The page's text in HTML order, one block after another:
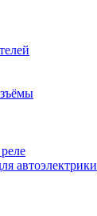
автоэлектрики